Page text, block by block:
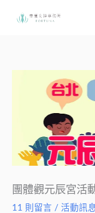
團體觀元辰宮活
11 則留言 / 活動訊息